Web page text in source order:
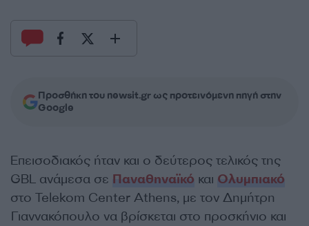
Προσθήκη του newsit.gr ως προτεινόμενη πηγή στην
Google
Επεισοδιακός ήταν και ο δεύτερος τελικός της
GBL ανάμεσα σε Παναθηναϊκό και Ολυμπιακό
στο Telekom Center Athens, με τον Δημήτρη
Γιαννακόπουλο να βρίσκεται στο προσκήνιο και